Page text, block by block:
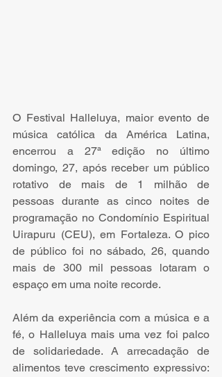
O Festival Halleluya, maior evento de
música católica da América Latina,
encerrou a 27ª edição no último
domingo, 27, após receber um público
rotativo de mais de 1 milhão de
pessoas durante as cinco noites de
programação no Condomínio Espiritual
Uirapuru (CEU), em Fortaleza. O pico
de público foi no sábado, 26, quando
mais de 300 mil pessoas lotaram o
espaço em uma noite recorde.
Além da experiência com a música e a
fé, o Halleluya mais uma vez foi palco
de solidariedade. A arrecadação de
alimentos teve crescimento expressivo: